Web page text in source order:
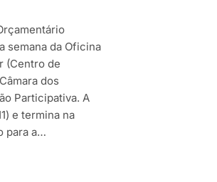
semana da Oficina
(Centro de
dos
Participativa. A
e termina na
para a…